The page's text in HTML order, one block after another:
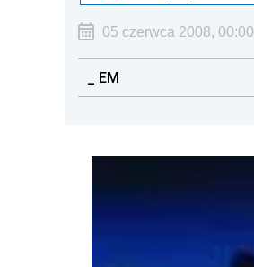
05 czerwca 2008, 00:00
_ EM